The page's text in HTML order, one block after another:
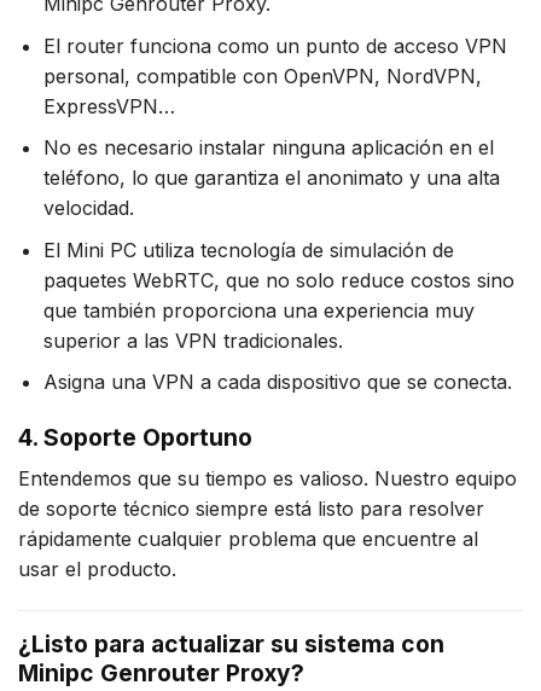
El router funciona como un punto de acceso VPN
personal, compatible con OpenVPN, NordVPN,
ExpressVPN…
No es necesario instalar ninguna aplicación en el
teléfono, lo que garantiza el anonimato y una alta
velocidad.
El Mini PC utiliza tecnología de simulación de
paquetes WebRTC, que no solo reduce costos sino
que también proporciona una experiencia muy
superior a las VPN tradicionales.
Asigna una VPN a cada dispositivo que se conecta.
4. Soporte Oportuno
Entendemos que su tiempo es valioso. Nuestro equipo
de soporte técnico siempre está listo para resolver
rápidamente cualquier problema que encuentre al
usar el producto.
¿Listo para actualizar su sistema con
Minipc Genrouter Proxy?